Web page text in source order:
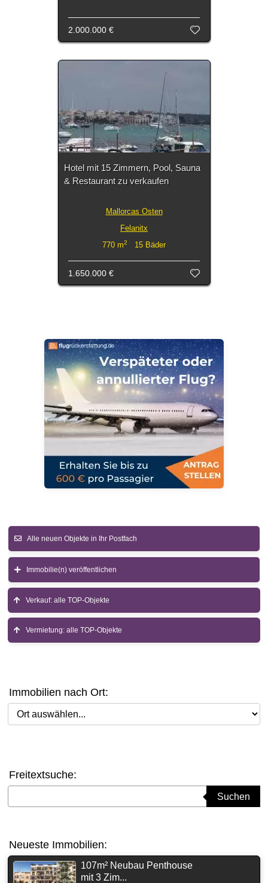
2.000.000 €
Hotel mit 15 Zimmern, Pool, Sauna
& Restaurant zu verkaufen
Mallorcas Osten
Felanitx
770 m2 15 Bäder
1.650.000 €
Alle neuen Objekte in Ihr Postfach
Immobilie(n) veröffentlichen
Verkauf: alle TOP-Objekte
Vermietung: alle TOP-Objekte
Immobilien nach Ort:
Ort auswählen
Freitextsuche:
Suchen
Neueste Immobilien:
107m² Neubau Penthouse
mit 3 Zim...